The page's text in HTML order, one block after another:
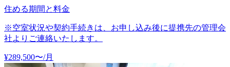
住める期間と料金
※空室状況や契約手続きは、お申し込み後に提携先の管理会
社よりご連絡いたします。
¥289,500〜/月